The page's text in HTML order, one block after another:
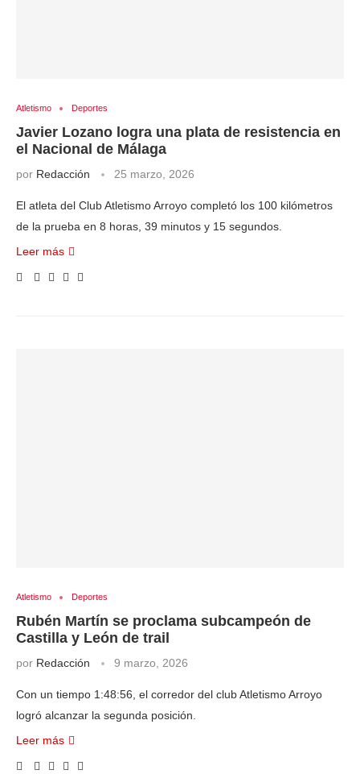
Atletismo Deportes
Javier Lozano logra una plata de resistencia en
el Nacional de Málaga
por Redacción 25 marzo, 2026
El atleta del Club Atletismo Arroyo completó los 100 kilómetros
de la prueba en 8 horas, 39 minutos y 15 segundos.
Leer más
Atletismo Deportes
Rubén Martín se proclama subcampeón de
Castilla y León de trail
por Redacción 9 marzo, 2026
Con un tiempo 1:48:56, el corredor del club Atletismo Arroyo
logró alcanzar la segunda posición.
Leer más